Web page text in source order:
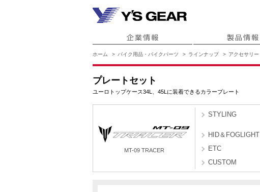
ホーム バイク用品・バイクパーツ ラインナップ アクセサリー
プレートセット
ユーロトップケース34L、45Lに装着できるカラープレート
MT-09 TRACER
STYLING
HID＆FOGLIGHT
ETC
CUSTOM